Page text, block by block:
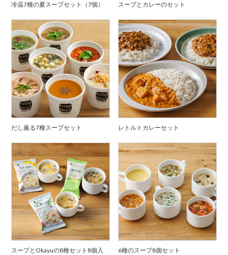
冷温7種の夏スープセット（7個） スープとカレーのセット
だし薫る7種スープセット レトルトカレーセット
スープとOkayuの8種セット8個入 6種のスープ8個セット